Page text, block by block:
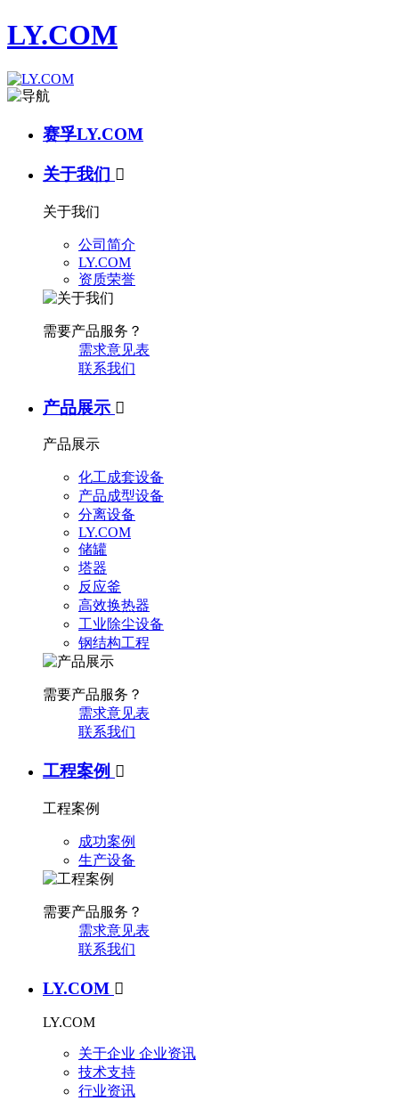
LY.COM
赛孚LY.COM
关于我们 
关于我们
公司简介
LY.COM
资质荣誉
需要产品服务？
需求意见表
联系我们
产品展示 
产品展示
化工成套设备
产品成型设备
分离设备
LY.COM
储罐
塔器
反应釜
高效换热器
工业除尘设备
钢结构工程
需要产品服务？
需求意见表
联系我们
工程案例 
工程案例
成功案例
生产设备
需要产品服务？
需求意见表
联系我们
LY.COM 
LY.COM
关于企业 企业资讯
技术支持
行业资讯